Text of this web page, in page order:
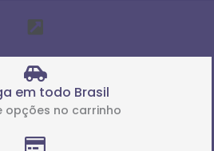
Menu
em todo Brasil
opções no carrinho